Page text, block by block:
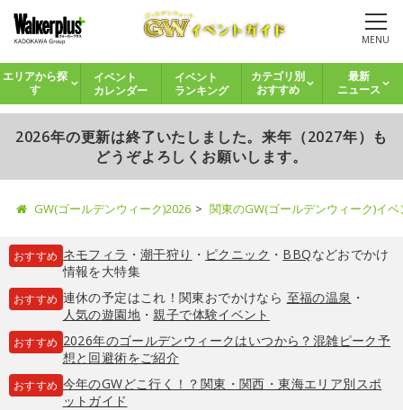
MENU
エリアから探
す
イベント
カレンダー
イベント
ランキング
カテゴリ別
おすすめ
最新
ニュース
2026年の更新は終了いたしました。来年（2027年）も
どうぞよろしくお願いします。
GW(ゴールデンウィーク)2026 関東のGW(ゴールデンウィーク)イ
おすすめ ネモフィラ ・ 潮干狩り ・ ピクニック ・ BBQなどおでかけ
情報を大特集
おすすめ 連休の予定はこれ！関東おでかけなら 至福の温泉 ・
人気の遊園地・親子で体験イベント
おすすめ 2026年のゴールデンウィークはいつから？混雑ピーク予
想と回避術をご紹介
おすすめ 今年のGWどこ行く！？関東・関西・東海エリア別スポ
ットガイド